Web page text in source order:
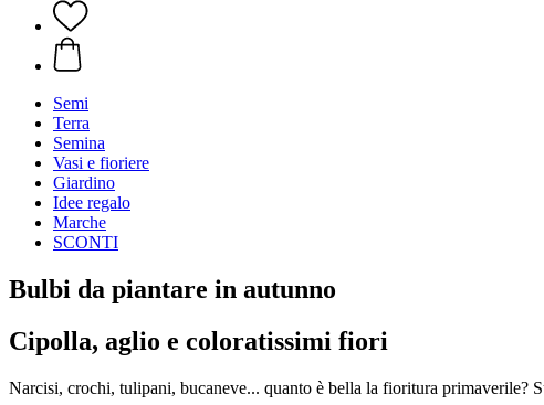
Semi
Terra
Semina
Vasi e fioriere
Giardino
Idee regalo
Marche
SCONTI
Bulbi da piantare in autunno
Cipolla, aglio e coloratissimi fiori
Narcisi, crochi, tulipani, bucaneve... quanto è bella la fioritura primaverile?